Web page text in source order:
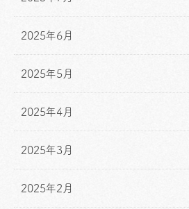
2025年6月
2025年5月
2025年4月
2025年3月
2025年2月